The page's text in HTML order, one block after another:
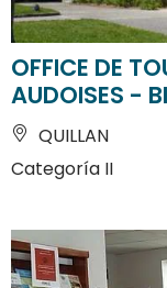
OFFICE DE
AUDOISES -
QUILLAN
Categoría II